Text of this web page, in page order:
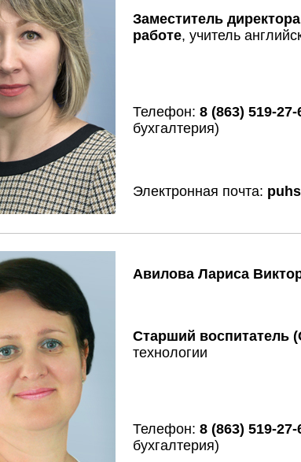
Заместитель
работе, учитель
Телефон: 8 (863) 519-27-
бухгалтерия)
Электронная почта:
Авилова Лариса
Старший воспитатель
технологии
Телефон: 8 (863) 519-27-
бухгалтерия)